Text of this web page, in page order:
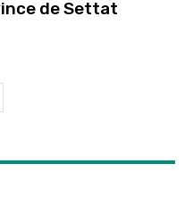
de Settat